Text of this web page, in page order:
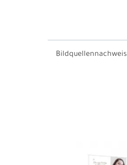
Bildquellennachweis